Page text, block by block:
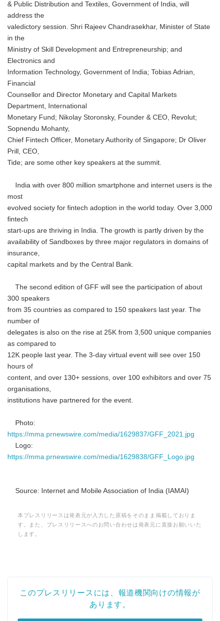
& Public Distribution and Textiles, Government of India, will
address the
valedictory session. Shri Rajeev Chandrasekhar, Minister of State
in the
Ministry of Skill Development and Entrepreneurship; and
Electronics and
Information Technology, Government of India; Tobias Adrian,
Financial
Counsellor and Director Monetary and Capital Markets
Department, International
Monetary Fund; Nikolay Storonsky, Founder & CEO, Revolut;
Sopnendu Mohanty,
Chief Fintech Officer, Monetary Authority of Singapore; Dr Oliver
Prill, CEO,
Tide; are some other key speakers at the summit.
India with over 800 million smartphone and internet users is the
most
evolved society for fintech adoption in the world today. Over 3,000
fintech
start-ups are thriving in India. The growth is partly driven by the
availability of Sandboxes by three major regulators in domains of
insurance,
capital markets and by the Central Bank.
The second edition of GFF will see the participation of about
300 speakers
from 35 countries as compared to 150 speakers last year. The
number of
delegates is also on the rise at 25K from 3,500 unique companies
as compared to
12K people last year. The 3-day virtual event will see over 150
hours of
content, and over 130+ sessions, over 100 exhibitors and over 75
organisations,
institutions have partnered for the event.
Photo:
https://mma.prnewswire.com/media/1629837/GFF_2021.jpg
Logo:
https://mma.prnewswire.com/media/1629838/GFF_Logo.jpg
Source: Internet and Mobile Association of India (IAMAI)
本プレスリリースは発表元が入力した原稿をそのまま掲載しておりま
す。また、プレスリリースへのお問い合わせは発表元に直接お願いいた
します。
このプレスリリースには、報道機関向けの情報が
あります。